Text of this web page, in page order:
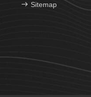
Sitemap